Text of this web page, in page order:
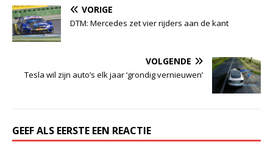
VORIGE
DTM: Mercedes zet vier rijders aan de kant
VOLGENDE
Tesla wil zijn auto’s elk jaar ‘grondig vernieuwen’
GEEF ALS EERSTE EEN REACTIE